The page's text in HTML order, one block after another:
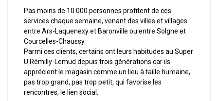
Pas moins de 10 000 personnes profitent de ces
services chaque semaine, venant des villes et villages
entre Ars-Laquenexy et Baronville ou entre Solgne et
Courcelles-Chaussy.
Parmi ces clients, certains ont leurs habitudes au Super
U Rémilly-Lemud depuis trois générations car ils
apprécient le magasin comme un lieu à taille humaine,
pas trop grand, pas trop petit, qui favorise les
rencontres, le lien social.